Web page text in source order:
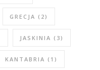
GRECJA (2)
JASKINIA (3)
KANTABRIA (1)